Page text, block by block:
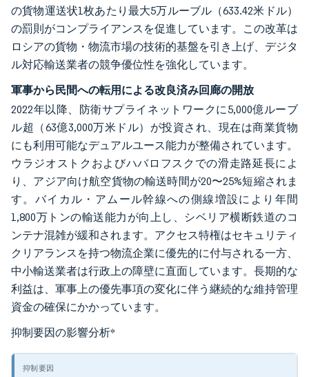
の貨物運送状1枚あたり最大5万ルーブル（633.42米ドル）
の罰則がコンプライアンスを促進しています。この改革は
ロシアの貨物・物流市場の技術的基盤を引き上げ、デジタ
ル対応輸送業者の競争優位性を強化しています。
軍事から民間への転用による改良済み回廊の開放
2022年以降、防衛サプライネットワークに5,000億ルーブ
ル超（63億3,000万米ドル）が投資され、現在は商業貨物
にも利用可能なデュアルユース能力が整備されています。
ウラジオストクおよびハバロフスクでの滑走路延長によ
り、アジア向け航空貨物の輸送時間が20〜25%短縮されま
す。バイカル・アムール幹線への側線増設により年間
1,800万トンの輸送能力が向上し、シベリア横断鉄道のコ
ンテナ混雑が緩和されます。アクセス特権はセキュリティ
クリアランスを持つ物流企業に優先的に付与される一方、
中小輸送業者は行政上の障壁に直面しています。長期的な
利益は、軍事上の優先事項の変化に伴う継続的な維持管理
資金の確保にかかっています。
抑制要因の影響分析*